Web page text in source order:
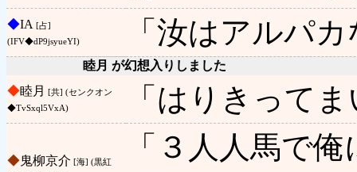
◆IA [占]
(IFV◆dP9jsyueYI)
「汝はアルパ
睦月 が幻想入りしました
◆睦月
[共] (センクオン
◆TvSxql5VxA)
「はりきって
◆鬼柳京介 [海] (黒紅
「３人人馬で